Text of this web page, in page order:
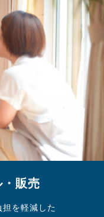
販売
担を軽減した